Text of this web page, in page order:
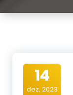
14
dez, 2023